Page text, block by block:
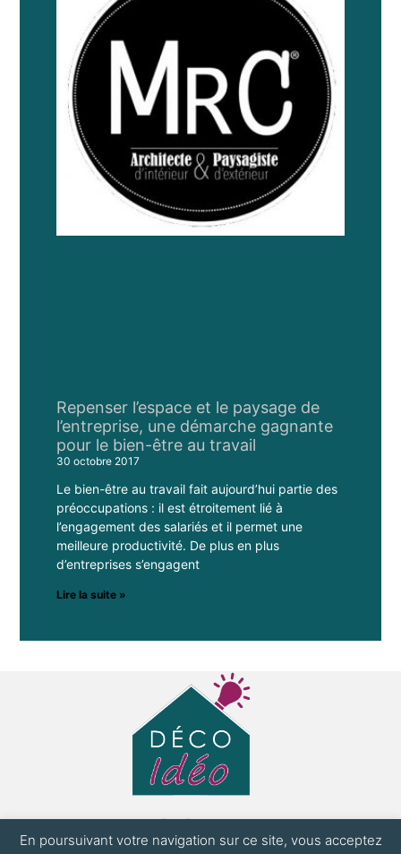
Repenser l’espace et le paysage de
l’entreprise, une démarche gagnante
pour le bien-être au travail
30 octobre 2017
Le bien-être au travail fait aujourd’hui partie des
préoccupations : il est étroitement lié à
l’engagement des salariés et il permet une
meilleure productivité. De plus en plus
d’entreprises s’engagent
Lire la suite »
particuliers !
En poursuivant votre navigation sur ce site, vous acceptez